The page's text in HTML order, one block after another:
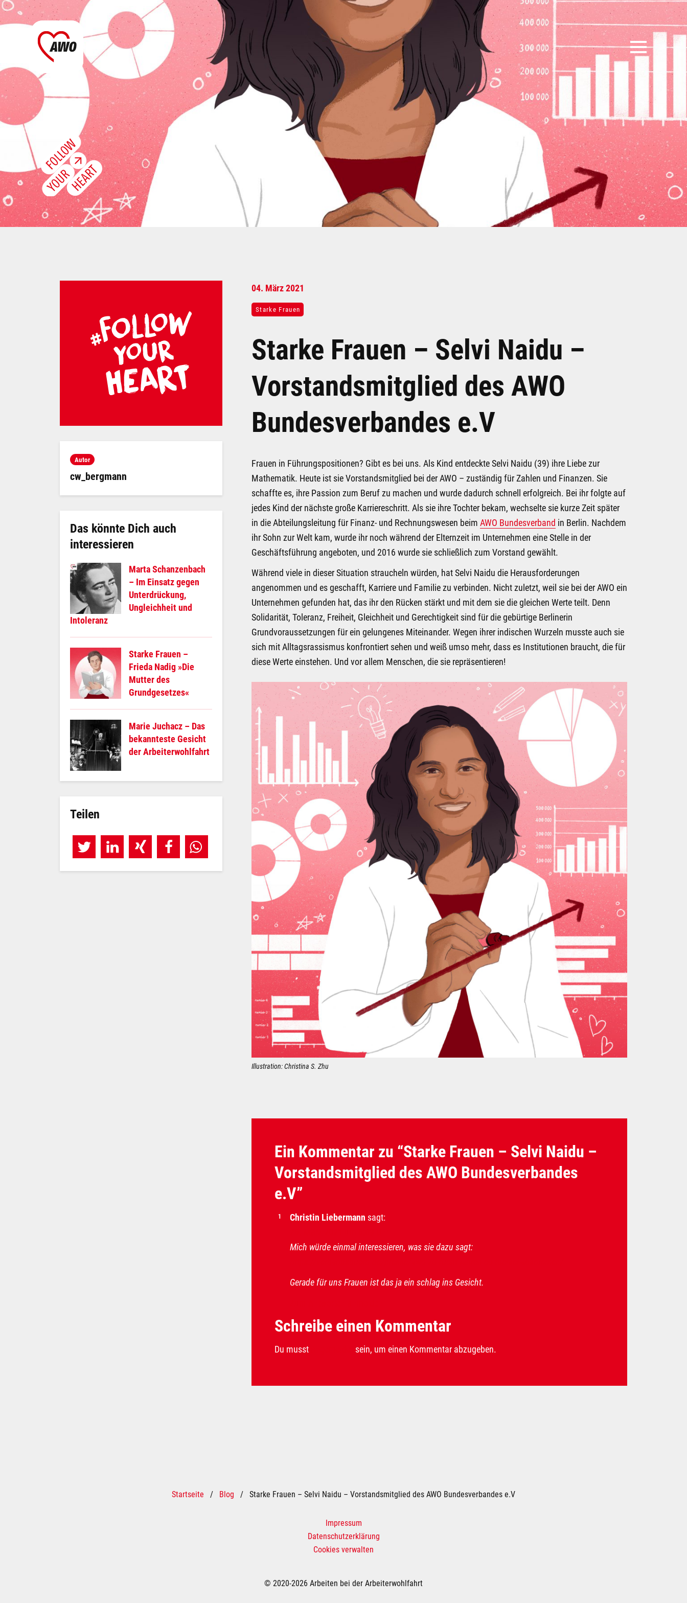
Menüs
Illustration: Christina S. Zhu
Autor
cw_bergmann
Das könnte Dich auch
interessieren
Marta Schanzenbach
– Im Einsatz gegen
Unterdrückung,
Ungleichheit und
Intoleranz
Starke Frauen –
Frieda Nadig »Die
Mutter des
Grundgesetzes«
Marie Juchacz – Das
bekannteste Gesicht
der Arbeiterwohlfahrt
Teilen
04. März2021
Starke Frauen
Starke Frauen – Selvi Naidu –
Vorstandsmitglied des AWO
Bundesverbandes e.V
Frauen in Führungspositionen? Gibt es bei uns. Als Kind entdeckte Selvi Naidu (39) ihre Liebe zur
Mathematik. Heute ist sie Vorstandsmitglied bei der AWO – zuständig für Zahlen und Finanzen. Sie
schaffte es, ihre Passion zum Beruf zu machen und wurde dadurch schnell erfolgreich. Bei ihr folgte auf
jedes Kind der nächste große Karriereschritt. Als sie ihre Tochter bekam, wechselte sie kurze Zeit später
in die Abteilungsleitung für Finanz- und Rechnungswesen beim AWO Bundesverband in Berlin. Nachdem
ihr Sohn zur Welt kam, wurde ihr noch während der Elternzeit im Unternehmen eine Stelle in der
Geschäftsführung angeboten, und 2016 wurde sie schließlich zum Vorstand gewählt.
Während viele in dieser Situation straucheln würden, hat Selvi Naidu die Herausforderungen
angenommen und es geschafft, Karriere und Familie zu verbinden. Nicht zuletzt, weil sie bei der AWO ein
Unternehmen gefunden hat, das ihr den Rücken stärkt und mit dem sie die gleichen Werte teilt. Denn
Solidarität, Toleranz, Freiheit, Gleichheit und Gerechtigkeit sind für die gebürtige Berlinerin
Grundvoraussetzungen für ein gelungenes Miteinander. Wegen ihrer indischen Wurzeln musste auch sie
sich mit Alltagsrassismus konfrontiert sehen und weiß umso mehr, dass es Institutionen braucht, die für
diese Werte einstehen. Und vor allem Menschen, die sie repräsentieren!
Illustration: Christina S. Zhu
Ein Kommentar zu “Starke Frauen – Selvi Naidu –
Vorstandsmitglied des AWO Bundesverbandes
e.V”
Christin Liebermann sagt:
Mich würde einmal interessieren, was sie dazu sagt:
Gerade für uns Frauen ist das ja ein schlag ins Gesicht.
Schreibe einen Kommentar
Du musst sein, um einen Kommentar abzugeben.
Startseite / Blog / Starke Frauen – Selvi Naidu – Vorstandsmitglied des AWO Bundesverbandes e.V
Impressum
Datenschutzerklärung
Cookies verwalten
© 2020-2026 Arbeiten bei der Arbeiterwohlfahrt